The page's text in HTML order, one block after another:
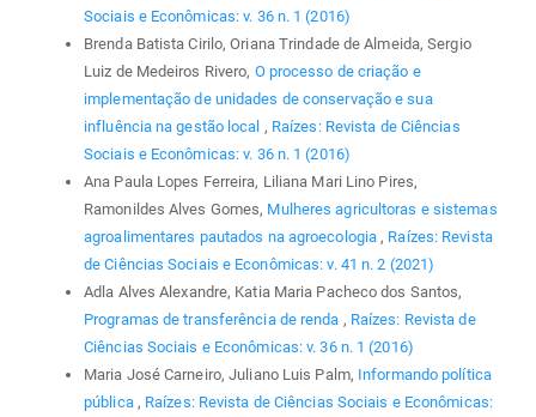
Sociais e Econômicas: v. 36 n. 1 (2016)
Brenda Batista Cirilo, Oriana Trindade de Almeida, Sergio
Luiz de Medeiros Rivero, O processo de criação e
implementação de unidades de conservação e sua
influência na gestão local , Raízes: Revista de Ciências
Sociais e Econômicas: v. 36 n. 1 (2016)
Ana Paula Lopes Ferreira, Liliana Mari Lino Pires,
Ramonildes Alves Gomes, Mulheres agricultoras e sistemas
agroalimentares pautados na agroecologia, Raízes: Revista
de Ciências Sociais e Econômicas: v. 41 n. 2 (2021)
Adla Alves Alexandre, Katia Maria Pacheco dos Santos,
Programas de transferência de renda , Raízes: Revista de
Ciências Sociais e Econômicas: v. 36 n. 1 (2016)
Maria José Carneiro, Juliano Luis Palm, Informando política
pública , Raízes: Revista de Ciências Sociais e Econômicas: